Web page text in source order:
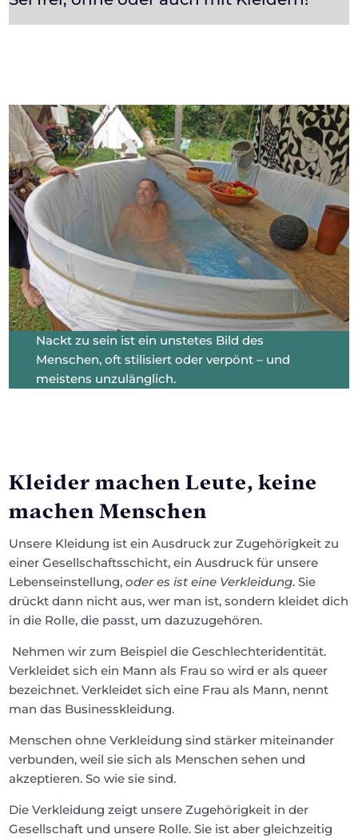
Nackt zu sein ist ein unstetes Bild des
Menschen, oft stilisiert oder verpönt – und
meistens unzulänglich.
Kleider machen Leute, keine
machen Menschen
Unsere Kleidung ist ein Ausdruck zur Zugehörigkeit zu
einer Gesellschaftsschicht, ein Ausdruck für unsere
Lebenseinstellung,oder es ist eine Verkleidung. Sie
drückt dann nicht aus, wer man ist, sondern kleidet dich
in die Rolle, die passt, um dazuzugehören.
Nehmen wir zum Beispiel die Geschlechteridentität.
Verkleidet sich ein Mann als Frau so wird er als queer
bezeichnet. Verkleidet sich eine Frau als Mann, nennt
man das Businesskleidung.
Menschen ohne Verkleidung sind stärker miteinander
verbunden, weil sie sich als Menschen sehen und
akzeptieren. So wie sie sind.
Die Verkleidung zeigt unsere Zugehörigkeit in der
Gesellschaft und unsere Rolle. Sie ist aber gleichzeitig